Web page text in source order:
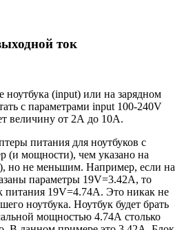
ток
(input) или на зарядном
с параметрами input 100-240V
величину от 2А до 10A.
питания для ноутбуков с
(и мощности), чем указано на
но не меньшим. Например, если на
параметры 19V=3.42A, то
питания 19V=4.74A. Это никак не
ноутбука. Ноутбук будет брать
мощностью 4.74А столько